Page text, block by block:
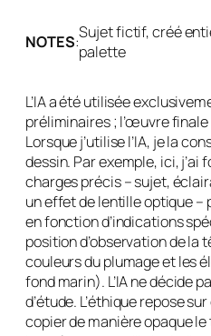
NOTES:Sujet fictif, créé
palette
L’IA a été utilisée
préliminaires ; l’œuvre finale
Lorsque j’utilise l’IA, je la
dessin. Par exemple, ici, j’ai
charges précis – sujet,
un effet de lentille optique –
en fonction d’indications
position d’observation de la
couleurs du plumage et les
fond marin). L’IA ne décide
d’étude. L’éthique repose
copier de manière opaque